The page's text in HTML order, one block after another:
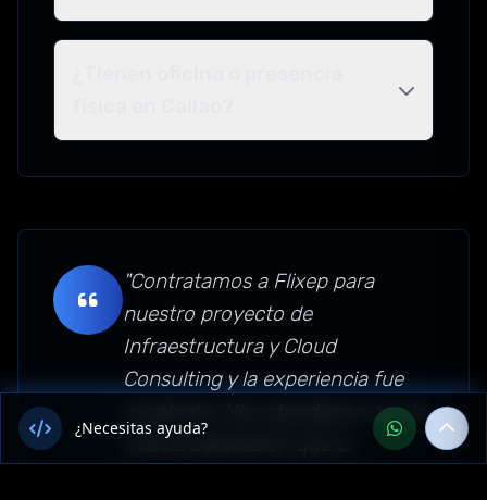
"Contratamos a Flixep para
nuestro proyecto de
Infraestructura y Cloud
Consulting y la experiencia fue
excelente. Nos atendieron con la
misma dedicación que si
¿Necesitas ayuda?